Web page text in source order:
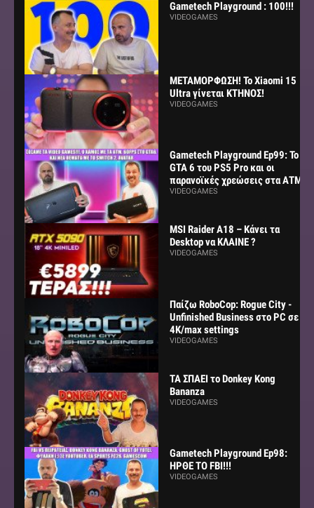
Gametech Playground : 100!!!
VIDEOGAMES
ΜΕΤΑΜΟΡΦΩΣΗ! Το Xiaomi 15
Ultra γίνεται ΚΤΗΝΟΣ!
VIDEOGAMES
Gametech Playground Ep99: Το
GTA 6 του PS5 Pro και οι
παρανοϊκές χρεώσεις στα ΑΤΜ
VIDEOGAMES
MSI Raider A18 – Κάνει τα
Desktop να ΚΛΑΙΝΕ ?
VIDEOGAMES
Παίζω RoboCop: Rogue City -
Unfinished Business στο PC σε
4K/max settings
VIDEOGAMES
ΤΑ ΣΠΑΕΙ το Donkey Kong
Bananza
VIDEOGAMES
Gametech Playground Ep98:
ΗΡΘΕ ΤΟ FBI!!!
VIDEOGAMES